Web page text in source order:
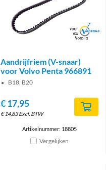
Brand
Aandrijfriem (V-snaar)
voor Volvo Penta 966891
B18, B20
€17,95
€14,83 Excl. BTW
Artikelnummer: 18805
Vergelijken